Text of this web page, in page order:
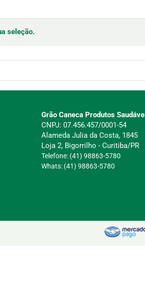
seleção.
Grão Caneca Produtos
CNPJ: 07.456.457/0001-54
Alameda Julia da Costa, 1845
Loja 2, Bigorrilho - Curitiba/PR
Telefone: (41) 98863-5780
Whats: (41) 98863-5780